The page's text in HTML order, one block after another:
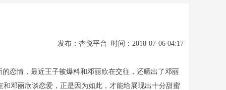
发布：杏悦平台 时间：2018-07-06 04:17
恋情，最近王子被爆料和邓丽欣在交往，还晒出了邓丽
邓丽欣谈恋爱，正是因为如此，才能给展现出十分甜蜜